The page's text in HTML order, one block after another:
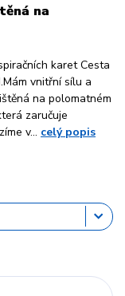
na
karet Cesta
vnitřní sílu a
na polomatném
zaručuje
v... celý popis